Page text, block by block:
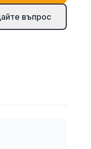
въпрос